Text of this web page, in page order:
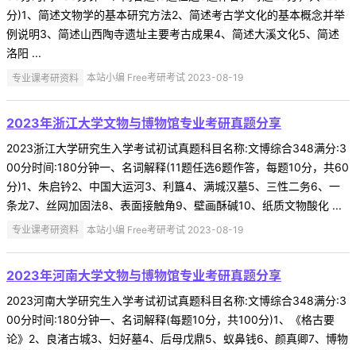
分)1、简述文物学的基本研究方法2、简述考古学文化的基本概念并举
例说明3、简述山西陶寺遗址主要考古成果4、简述大溪文化5、简述
洛阳 ...
专业课考研资料 本站小编 Free考研考试 2023-08-19
2023年浙江大学文物与博物馆专业考研真题分享
2023浙江大学研究生入学考试初试真题科目名称:文博综合348满分:3
00分时间:180分钟一、名词解释(11题任选6题作答，每题10分，共60
分)1、朱启钤2、中国大运河3、利簋4、满城汉墓5、三性二务6、一
条龙7、丝网加固法8、表面接触角9、壁画酥碱10、纸质文物酸化 ...
专业课考研资料 本站小编 Free考研考试 2023-08-19
2023年河南大学文物与博物馆专业考研真题分享
2023河南大学研究生入学考试初试真题科目名称:文博综合348满分:3
00分时间:180分钟一、名词解释(每题10分，共100分)1、《格古要
论》2、良渚古城3、妇好墓4、后母戊鼎5、蚁鼻钱6、颜真卿7、博物